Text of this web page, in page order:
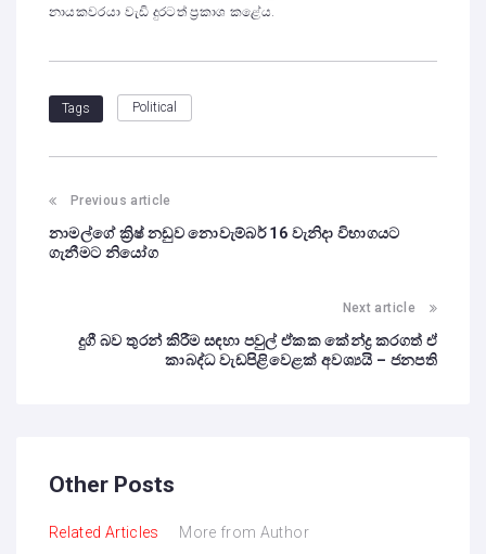
නායකවරයා වැඩි දුරටත් ප්‍රකාශ කළේය.
Tags Political
Previous article
නාමල්ගේ ක්‍රිෂ් නඩුව නොවැම්බර් 16 වැනිදා විභාගයට
ගැනීමට නියෝග
Next article
දුගී බව තුරන් කිරීම සඳහා පවුල් ඒකක කේන්ද්‍ර කරගත් ඒ
කාබද්ධ වැඩපිළිවෙළක් අවශ්‍යයි – ජනපති
Other Posts
Related Articles More from Author